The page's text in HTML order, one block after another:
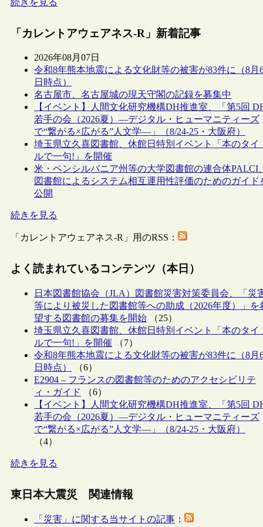
「カレントアウェアネス-R」新着記事
2026年08月07日
令和8年熊本地震による文化財等の被害が83件に（8月
日時点）
名古屋市、名古屋城の現天守閣の記録を募集中
【イベント】人間文化研究機構DH推進室、「第5回
若手の会（2026夏）―デジタル・ヒューマニティーズ
で“繋がる×広がる”人文学―」（8/24-25・大阪府）
埼玉県立久喜図書館、休館日特別イベント「本のタイ
ルで一句!」を開催
米・ペンシルバニア州等の大学図書館の連合体PALCI、
図書館によるシステム相互運用性評価のためのガイド
公開
続きを見る
「カレントアウェアネス-R」用のRSS：
よく読まれているコンテンツ（本日）
日本図書館協会（JLA）図書館災害対策委員会、「災
等により被災した図書館等への助成（2026年度）」を
望する図書館の募集を開始 （25）
埼玉県立久喜図書館、休館日特別イベント「本のタイ
ルで一句!」を開催 （7）
令和8年熊本地震による文化財等の被害が83件に（8月
日時点）
（6）
E2904 – フランスの図書館等のためのアクセシビリテ
ィ・ガイド
（6）
【イベント】人間文化研究機構DH推進室、「第5回
若手の会（2026夏）―デジタル・ヒューマニティーズ
で“繋がる×広がる”人文学―」（8/24-25・大阪府）
（4）
続きを見る
東日本大震災 関連情報
「災害」に関する当サイトの記事 ：